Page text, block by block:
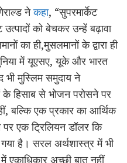
नेकहा, “सुपरमार्केट
को बेचकर उन्हें बढ़ावा
का ही,मुसलमानों के द्वारा ही
में यूएसए, यूके और भारत
मुस्लिम समुदाय ने
हिसाब से भोजन परोसने पर
बल्कि एक प्रकार का आर्थिक
पर एक ट्रिलियन डॉलर कि
है। सरल अर्थशास्त्र में भी
एकाधिकार अच्छी बात नहीं